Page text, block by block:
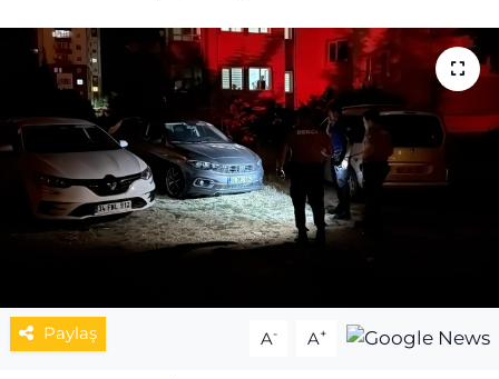
Paylaş A- A+
SPOR
MAGAZİN
ESKİŞEHİRSPOR